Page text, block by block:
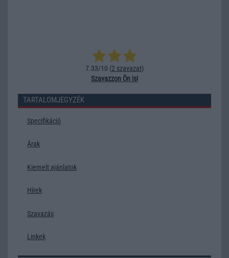
7.33/10 (2 szavazat)
Szavazzon Ön is!
TARTALOMJEGYZÉK
Specifikáció
Árak
Kiemelt ajánlatok
Hírek
Szavazás
Linkek